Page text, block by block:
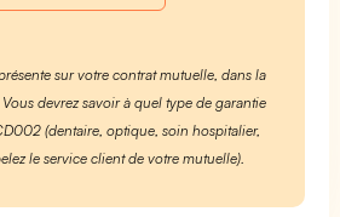
sur votre contrat mutuelle, dans la
devrez savoir à quel type de garantie
(dentaire, optique, soin hospitalier,
le service client de votre mutuelle).